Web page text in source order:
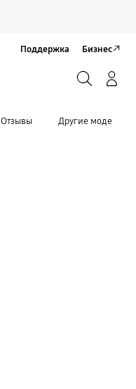
Поддержка Бизнес
Отзывы Другие модели